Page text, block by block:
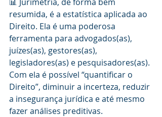
resumida, é a estatística aplicada ao
Direito. Ela é uma poderosa
ferramenta para advogados(as),
juízes(as), gestores(as),
legisladores(as) e pesquisadores(as).
Com ela é possível “quantificar o
Direito”, diminuir a incerteza, reduzir
a insegurança jurídica e até mesmo
fazer análises preditivas.